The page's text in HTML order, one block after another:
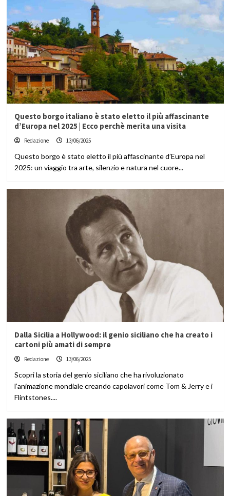
Questo borgo italiano è stato eletto il più affascinante
d’Europa nel 2025 | Ecco perchè merita una visita
Redazione 13/06/2025
Questo borgo è stato eletto il più affascinante d’Europa nel
2025: un viaggio tra arte, silenzio e natura nel cuore...
Dalla Sicilia a Hollywood: il genio siciliano che ha creato i
cartoni più amati di sempre
Redazione 13/06/2025
Scopri la storia del genio siciliano che ha rivoluzionato
l’animazione mondiale creando capolavori come Tom & Jerry e i
Flintstones....